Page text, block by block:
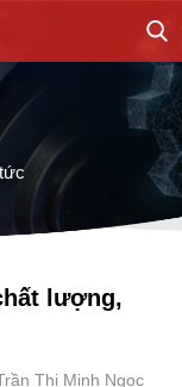
lượng,
Thị Minh Ngọc